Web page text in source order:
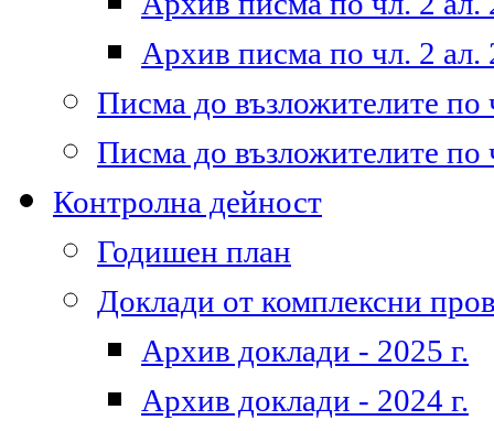
Архив писма по чл. 2 ал.
Писма до възложителите по
Писма до възложителите по
Контролна дейност
Годишен план
Доклади от комплексни
Архив доклади - 2025 г.
Архив доклади - 2024 г.